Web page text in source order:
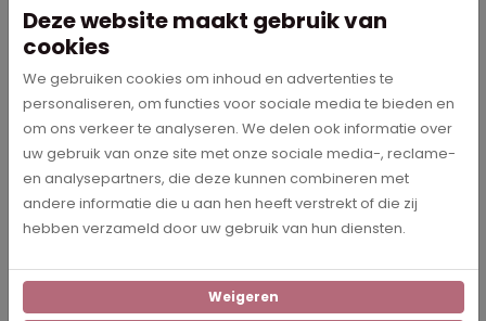
van een geschuimd PVC met een lichte structuur. Dankzij de
stralend witte toplaag is Forex uitermate geschikt om te
beprinten. Ook Forex is heel eenvoudig aan de muur te
monteren met het bijgeleverde bevestigingsmateriaal.
Ophangsysteem
Onze muurcirkels worden geleverd inclusief ophangsysteem.
Het ophangsysteem bestaat uit een muurbevestiging en een
ophangplaat, deze plaat plak je aan de achterkant van de
de bevestiging aan de muur schuiven.
N.B.: De kleur van het te ontvangen product kan lichtelijk afwijken
Deze website maakt gebruik van
cookies
We gebruiken cookies om inhoud en advertenties te
personaliseren, om functies voor sociale media te bieden en
om ons verkeer te analyseren. We delen ook informatie over
uw gebruik van onze site met onze sociale media-, reclame-
en analysepartners, die deze kunnen combineren met
andere informatie die u aan hen heeft verstrekt of die zij
hebben verzameld door uw gebruik van hun diensten.
Weigeren